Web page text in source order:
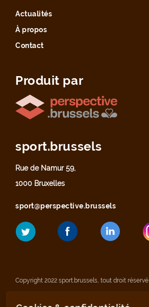
Actualités
À propos
Contact
Produit par
sport.brussels
Rue de Namur 59,
1000 Bruxelles
sport@perspective.brussels
Copyright 2022 sport.brussels, tout droit réservé